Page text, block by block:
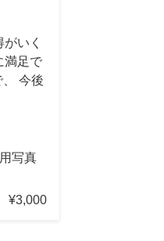
いく
満足で
今後
写真
¥3,000